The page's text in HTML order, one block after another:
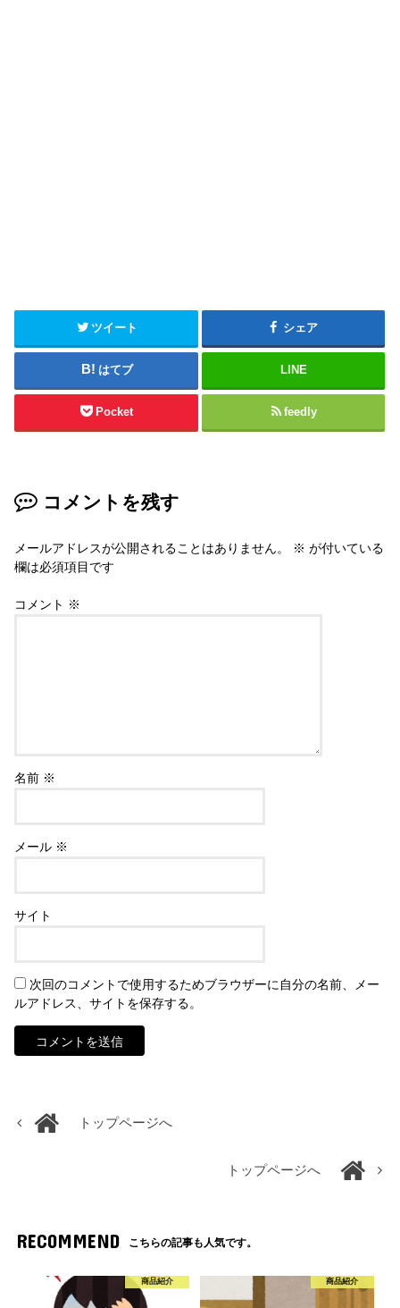
ツイート シェア
はてブ LINE
Pocket feedly
コメントを残す
メールアドレスが公開されることはありません。 ※ が付いている
欄は必須項目です
コメント ※
名前 ※
メール ※
サイト
次回のコメントで使用するためブラウザーに自分の名前、メー
ルアドレス、サイトを保存する。
トップページへ
トップページへ
RECOMMEND こちらの記事も人気です。
商品紹介 商品紹介